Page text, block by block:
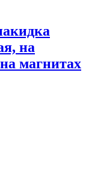
на
магнитах